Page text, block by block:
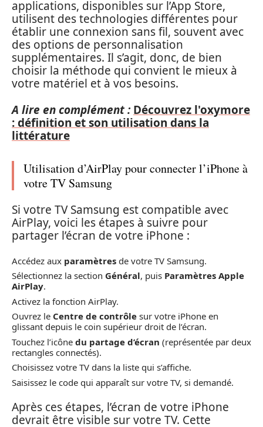
applications, disponibles sur l’App Store,
utilisent des technologies différentes pour
établir une connexion sans fil, souvent avec
des options de personnalisation
supplémentaires. Il s’agit, donc, de bien
choisir la méthode qui convient le mieux à
votre matériel et à vos besoins.
A lire en complément : Découvrez l'oxymore
: définition et son utilisation dans la
littérature
Utilisation d’AirPlay pour connecter l’iPhone à
votre TV Samsung
Si votre TV Samsung est compatible avec
AirPlay, voici les étapes à suivre pour
partager l’écran de votre iPhone :
Accédez aux paramètres de votre TV Samsung.
Sélectionnez la section Général, puis Paramètres Apple
AirPlay.
Activez la fonction AirPlay.
Ouvrez le Centre de contrôle sur votre iPhone en
glissant depuis le coin supérieur droit de l’écran.
Touchez l’icône du partage d’écran (représentée par deux
rectangles connectés).
Choisissez votre TV dans la liste qui s’affiche.
Saisissez le code qui apparaît sur votre TV, si demandé.
Après ces étapes, l’écran de votre iPhone
devrait être visible sur votre TV. Cette